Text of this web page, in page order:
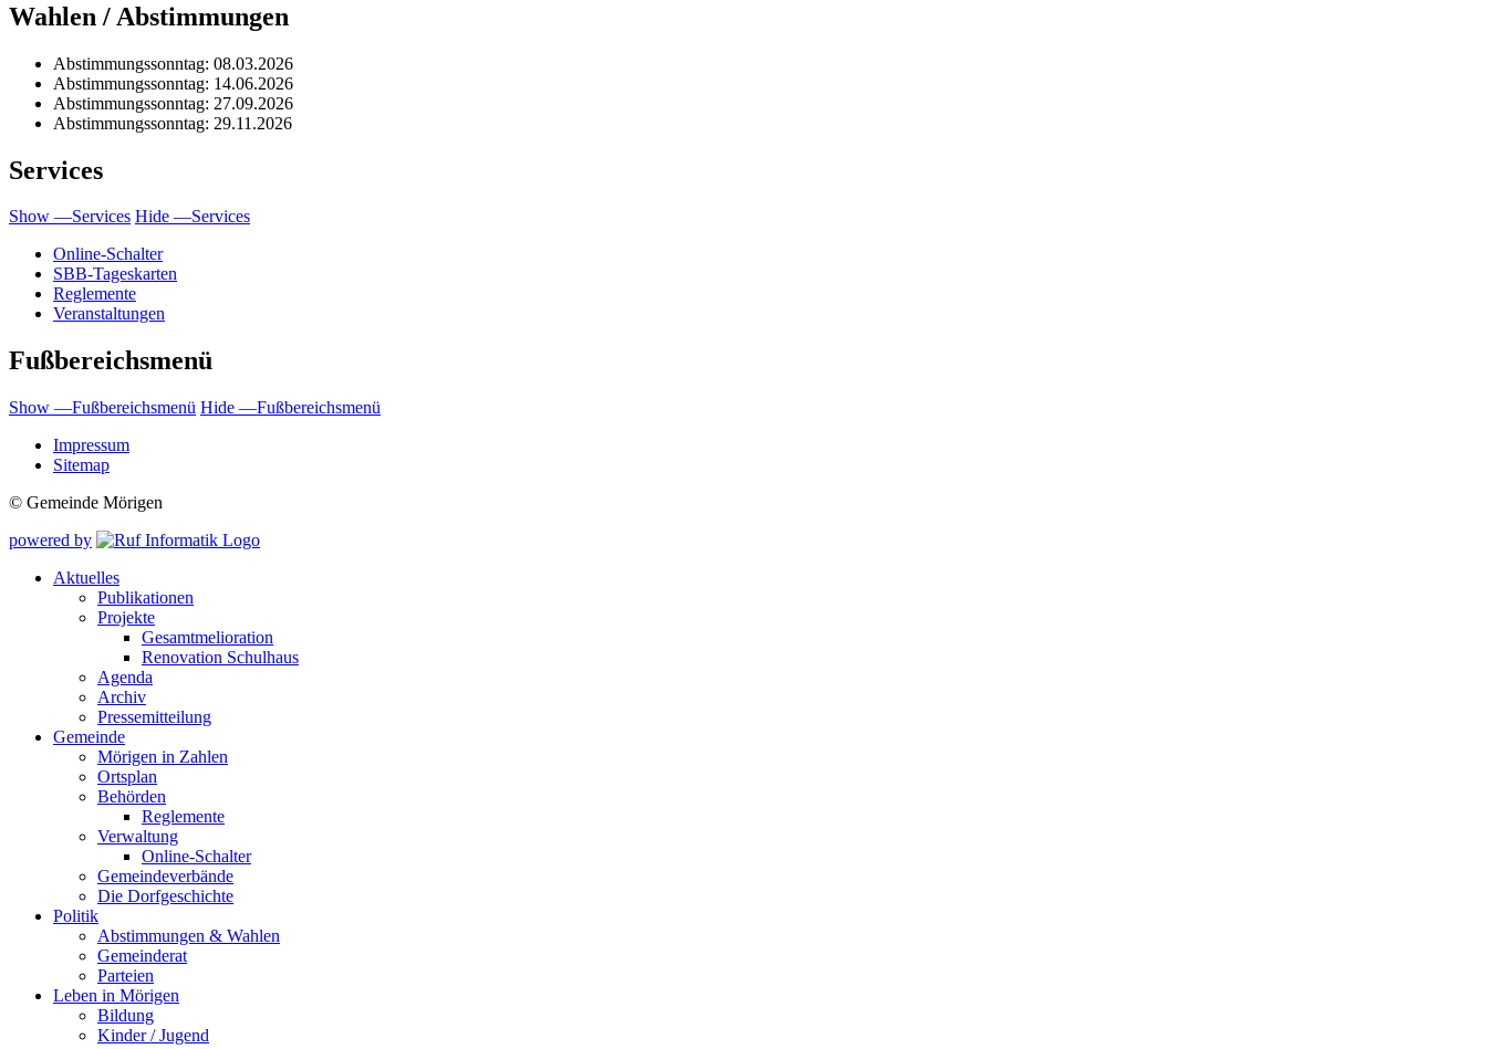
Wahlen / Abstimmungen
Abstimmungssonntag: 08.03.2026
Abstimmungssonntag: 14.06.2026
Abstimmungssonntag: 27.09.2026
Abstimmungssonntag: 29.11.2026
Services
Show —Services Hide —Services
Online-Schalter
SBB-Tageskarten
Reglemente
Veranstaltungen
Fußbereichsmenü
Show —Fußbereichsmenü Hide —Fußbereichsmenü
Impressum
Sitemap
© Gemeinde Mörigen
powered by
Aktuelles
Publikationen
Projekte
Gesamtmelioration
Renovation Schulhaus
Agenda
Archiv
Pressemitteilung
Gemeinde
Mörigen in Zahlen
Ortsplan
Behörden
Reglemente
Verwaltung
Online-Schalter
Gemeindeverbände
Die Dorfgeschichte
Politik
Abstimmungen & Wahlen
Gemeinderat
Parteien
Leben in Mörigen
Bildung
Kinder / Jugend